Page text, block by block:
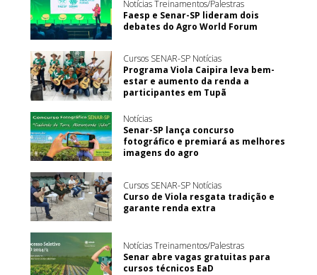
Notícias Treinamentos/Palestras
Faesp e Senar-SP lideram dois
debates do Agro World Forum
Cursos SENAR-SP Notícias
Programa Viola Caipira leva bem-
estar e aumento da renda a
participantes em Tupã
Notícias
Senar-SP lança concurso
fotográfico e premiará as melhores
imagens do agro
Cursos SENAR-SP Notícias
Curso de Viola resgata tradição e
garante renda extra
Notícias Treinamentos/Palestras
Senar abre vagas gratuitas para
cursos técnicos EaD